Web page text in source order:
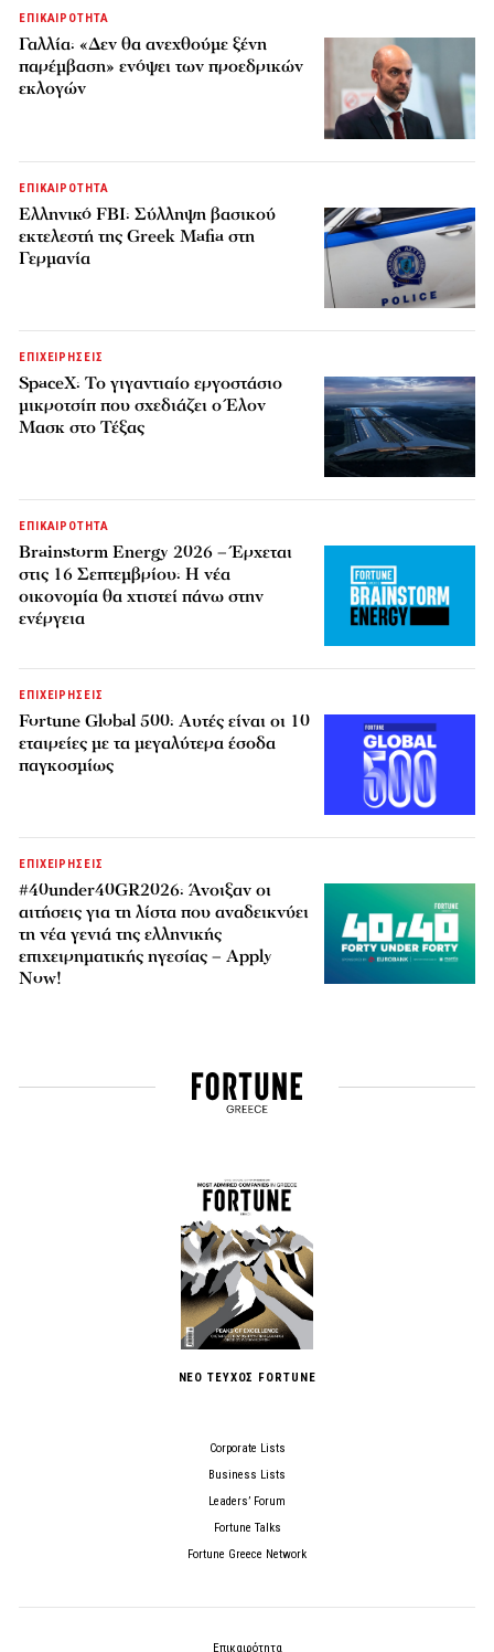
ΕΠΙΚΑΙΡΟΤΗΤΑ
Γαλλία: «Δεν θα ανεχθούμε ξένη
παρέμβαση» ενόψει των προεδρικών
εκλογών
ΕΠΙΚΑΙΡΟΤΗΤΑ
Ελληνικό FBI: Σύλληψη βασικού
εκτελεστή της Greek Mafia στη
Γερμανία
ΕΠΙΧΕΙΡΗΣΕΙΣ
SpaceX: Το γιγαντιαίο εργοστάσιο
μικροτσίπ που σχεδιάζει ο Έλον
Μασκ στο Τέξας
ΕΠΙΚΑΙΡΟΤΗΤΑ
Brainstorm Energy 2026 – Έρχεται
στις 16 Σεπτεμβρίου: Η νέα
οικονομία θα χτιστεί πάνω στην
ενέργεια
ΕΠΙΧΕΙΡΗΣΕΙΣ
Fortune Global 500: Αυτές είναι οι 10
εταιρείες με τα μεγαλύτερα έσοδα
παγκοσμίως
ΕΠΙΧΕΙΡΗΣΕΙΣ
#40under40GR2026: Άνοιξαν οι
αιτήσεις για τη λίστα που αναδεικνύει
τη νέα γενιά της ελληνικής
επιχειρηματικής ηγεσίας – Apply
Now!
ΝΕΟ ΤΕΥΧΟΣ FORTUNE
Corporate Lists
Business Lists
Leaders’ Forum
Fortune Talks
Fortune Greece Network
Επικαιρότητα